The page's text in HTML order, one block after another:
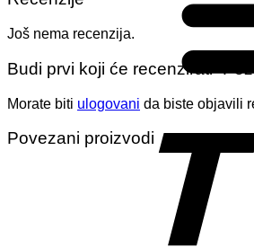
Još nema recenzija.
Budi prvi koji će recenzirati
Morate biti ulogovani da biste objavili
Povezani proizvodi